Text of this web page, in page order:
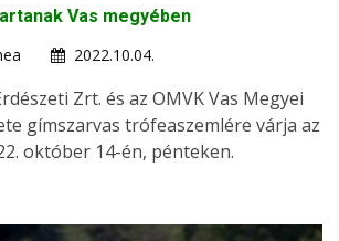
Vas megyében
2022.10.04.
Zrt. és az OMVK Vas Megyei
gímszarvas trófeaszemlére várja az
október 14-én, pénteken.